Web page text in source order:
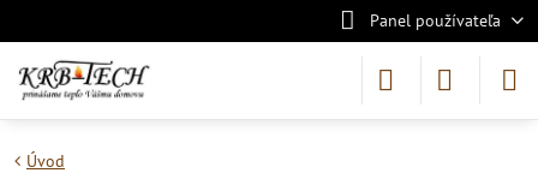
Panel používateľa
Úvod